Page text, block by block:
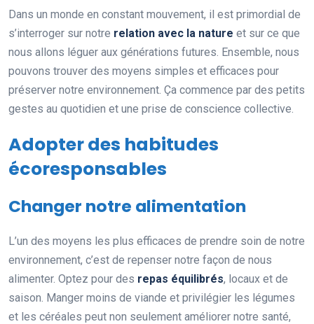
Dans un monde en constant mouvement, il est primordial de
s’interroger sur notre relation avec la nature et sur ce que
nous allons léguer aux générations futures. Ensemble, nous
pouvons trouver des moyens simples et efficaces pour
préserver notre environnement. Ça commence par des petits
gestes au quotidien et une prise de conscience collective.
Adopter des habitudes
écoresponsables
Changer notre alimentation
L’un des moyens les plus efficaces de prendre soin de notre
environnement, c’est de repenser notre façon de nous
alimenter. Optez pour des repas équilibrés, locaux et de
saison. Manger moins de viande et privilégier les légumes
et les céréales peut non seulement améliorer notre santé,